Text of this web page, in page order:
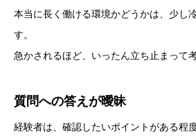
本当に長く働ける環境かどうかは、少し
す。
急かされるほど、いったん立ち止まって
質問への答えが曖昧
経験者は、確認したいポイントがある程